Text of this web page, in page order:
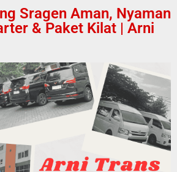
Sragen Aman, Nyaman
& Paket Kilat | Arni